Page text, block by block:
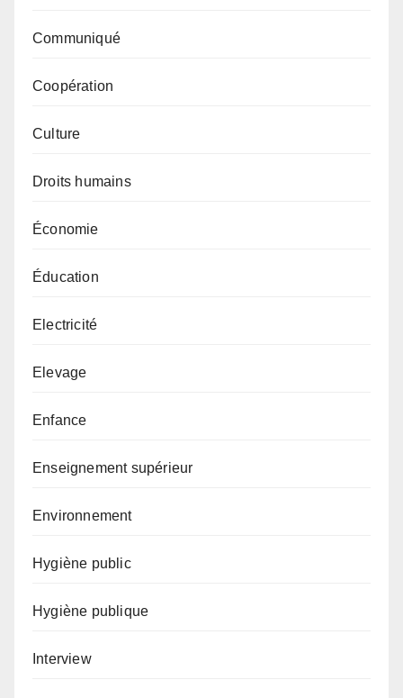
Communiqué
Coopération
Culture
Droits humains
Économie
Éducation
Electricité
Elevage
Enfance
Enseignement supérieur
Environnement
Hygiène public
Hygiène publique
Interview